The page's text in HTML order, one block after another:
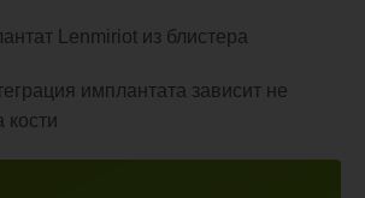
Lenmiriot из блистера
имплантата зависит не
кости